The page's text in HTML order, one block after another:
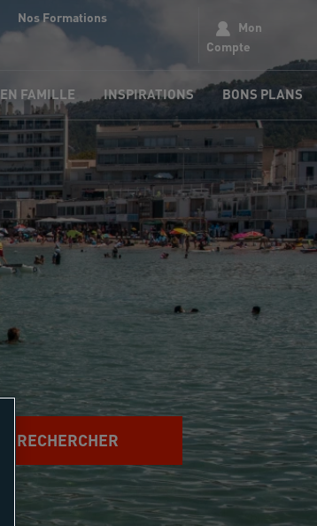
Nos Formations
Mon
Compte
EN FAMILLE INSPIRATIONS BONS PLANS
RECHERCHER